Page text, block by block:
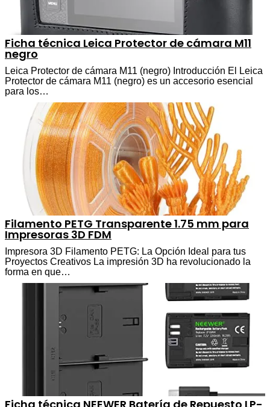
Ficha técnica Leica Protector de cámara M11
negro
Leica Protector de cámara M11 (negro) Introducción El Leica
Protector de cámara M11 (negro) es un accesorio esencial
para los…
Filamento PETG Transparente 1.75 mm para
Impresoras 3D FDM
Impresora 3D Filamento PETG: La Opción Ideal para tus
Proyectos Creativos La impresión 3D ha revolucionado la
forma en que…